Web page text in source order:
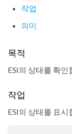
작업
의미
목적
ESI의 상태를 확인
작업
ESI의 상태를 표시